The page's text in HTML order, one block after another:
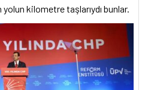
kilometre taşlarıydı bunlar.